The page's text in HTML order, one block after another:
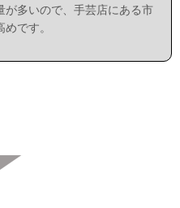
が多いので、手芸店にある市
です。